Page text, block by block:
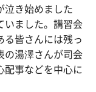
泣き始めました
いました。講習会
皆さんには残っ
の湯澤さんが司会
配事などを中心に